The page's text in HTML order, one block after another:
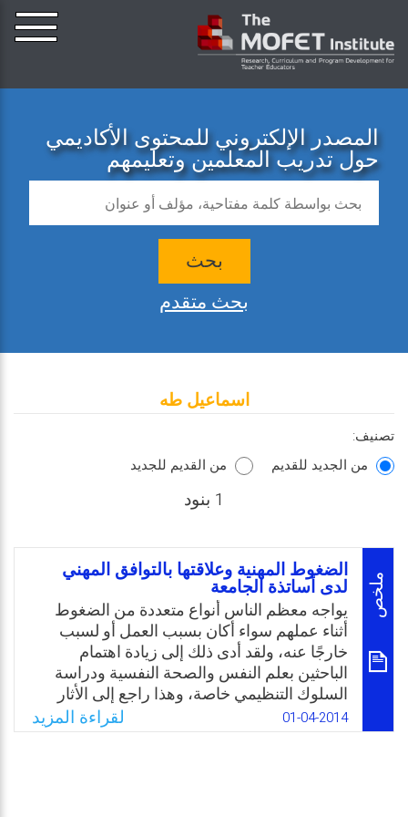
المصدر الإلكتروني للمحتوى الأكاديمي
حول تدريب المعلمين وتعليمهم
بحث
بحث متقدم
اسماعيل طه
تصنيف:
من الجديد للقديم
من القديم للجديد
1 بنود
ملخص
الضغوط المهنية وعلاقتها بالتوافق المهني
لدى أساتذة الجامعة
يواجه معظم الناس أنواع متعددة من الضغوط
أثناء عملهم سواء أكان بسبب العمل أو لسبب
خارجًا عنه، ولقد أدى ذلك إلى زيادة اهتمام
الباحثين بعلم النفس والصحة النفسية ودراسة
السلوك التنظيمي خاصة، وهذا راجع إلى الأثار
التي يتركها العمل على الفرد سواء أكانت أثار
نفسية أو مهنية أو سلوكية وسواء كانت في البيت
01-04-2014 لقراءة المزيد